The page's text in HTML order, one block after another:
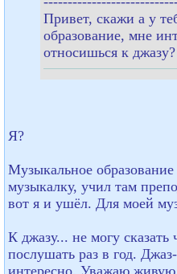
Привет, скажи а у
образование, мне
относишься к джазу?
Я?
Музыкальное
музыкалку, учил там
вот я и ушёл. Для моей
К джазу... не могу
послушать раз в год.
интересно. Уважаю живую